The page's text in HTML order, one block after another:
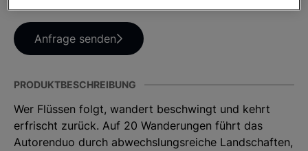
Anfrage senden
PRODUKTBESCHREIBUNG
Wer Flüssen folgt, wandert beschwingt und kehrt
erfrischt zurück. Auf 20 Wanderungen führt das
Autorenduo durch abwechslungsreiche Landschaften,